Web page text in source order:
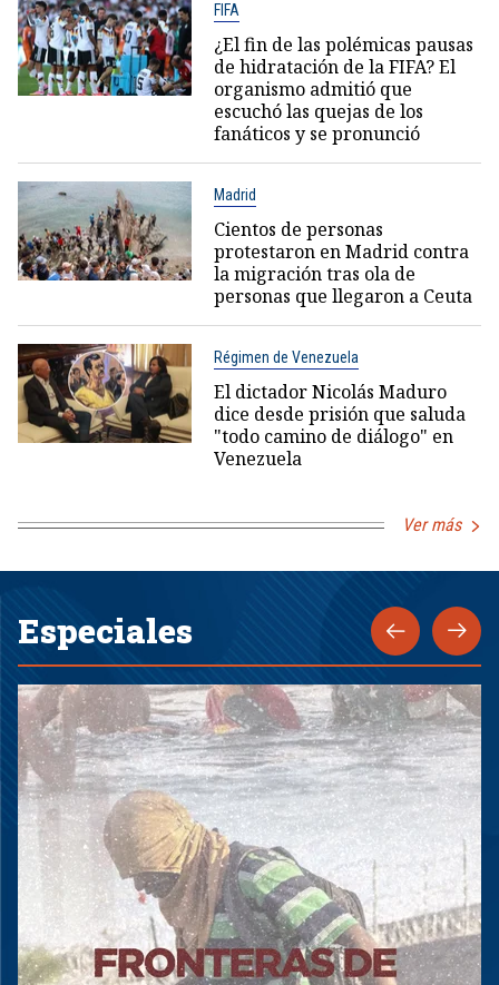
FIFA
¿El fin de las polémicas pausas
de hidratación de la FIFA? El
organismo admitió que
escuchó las quejas de los
fanáticos y se pronunció
Madrid
Cientos de personas
protestaron en Madrid contra
la migración tras ola de
personas que llegaron a Ceuta
Régimen de Venezuela
El dictador Nicolás Maduro
dice desde prisión que saluda
"todo camino de diálogo" en
Venezuela
Ver más
Especiales